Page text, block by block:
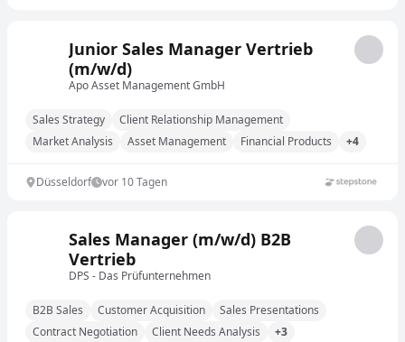
Junior Sales Manager Vertrieb
(m/w/d)
Apo Asset Management GmbH
Sales Strategy
Client Relationship Management
Market Analysis
Asset Management Financial Products +4
Düsseldorf vor 10 Tagen
Sales Manager (m/w/d) B2B
Vertrieb
DPS - Das Prüfunternehmen
B2B Sales Customer Acquisition
Sales Presentations
Contract Negotiation
Client Needs Analysis +3